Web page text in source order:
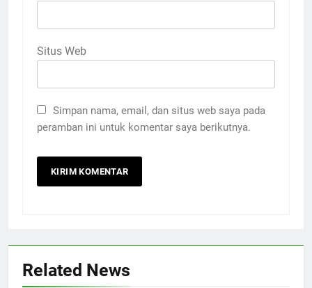
Situs Web
Simpan nama, email, dan situs web saya pada
peramban ini untuk komentar saya berikutnya.
Related News